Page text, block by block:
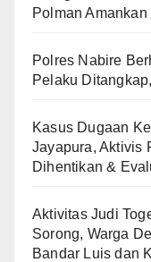
Polman
Polres Nabire
Pelaku
Kasus Dugaan
Jayapura, Aktivis
Dihentikan &
Aktivitas Judi
Sorong, Warga
Bandar Luis dan